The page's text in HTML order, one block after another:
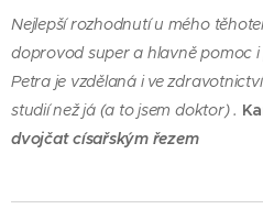
Nejlepší rozhodnutí u mého
doprovod super a hlavně pomoc i
Petra je vzdělaná i ve
studií než já (a to jsem doktor) .
dvojčat císařským řezem